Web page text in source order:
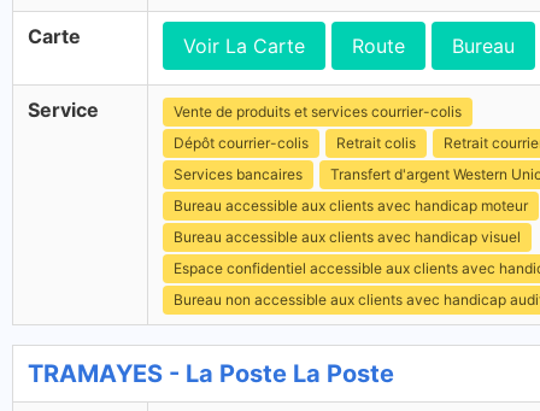
Carte Voir La Carte Route Bureau
Service
Vente de produits et services courrier-colis
Dépôt courrier-colis
Retrait colis
Retrait
Services bancaires
Transfert d'argent Western
Bureau accessible aux clients avec handicap moteur
Bureau accessible aux clients avec handicap visuel
Espace confidentiel accessible aux clients avec
Bureau non accessible aux clients avec handicap
TRAMAYES - La Poste La Poste